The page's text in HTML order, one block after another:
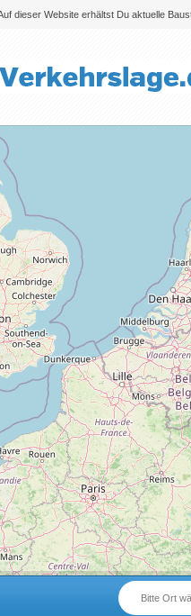
dieser Website erhältst Du aktuelle
Bitte Ort